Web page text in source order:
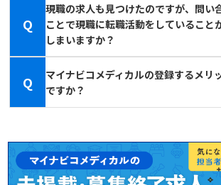
Q
現職の求人も見つけたのですが、問い
ことで現職に転職活動をしていること
しまいますか？
Q
マイナビコメディカルの登録するメリ
ですか？